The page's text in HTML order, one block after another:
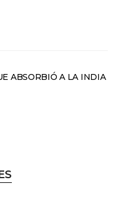
ABSORBIÓ A LA INDIA